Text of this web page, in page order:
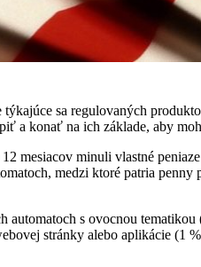
sa regulovaných
a konať na ich základe, aby
mesiacov minuli vlastné
medzi ktoré patria
automatoch s ovocnou
stránky alebo aplikácie (1